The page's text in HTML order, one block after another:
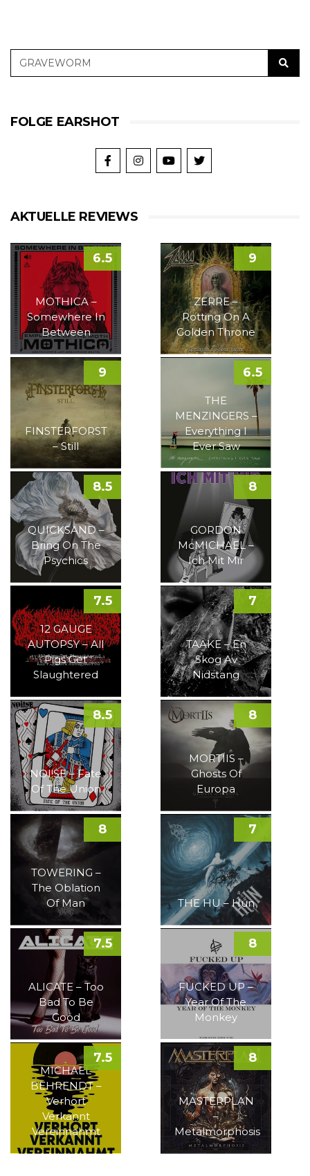
FOLGE EARSHOT
AKTUELLE REVIEWS
MOTHICA –
Somewhere In
Between
6.5
ZERRE –
Rotting On A
Golden Throne
9
FINSTERFORST
– Still
9
THE
MENZINGERS –
Everything I
Ever Saw
6.5
QUICKSAND –
Bring On The
Psychics
8.5
GORDON
McMICHAEL –
Ich Mit Mir
8
12 GAUGE
AUTOPSY – All
Pigs Get
Slaughtered
7.5
TAAKE – En
Skog Av
Nidstang
7
NOI!SE – Fate
Of The Union
8.5
MORTIIS –
Ghosts Of
Europa
8
TOWERING –
The Oblation
Of Man
8
THE HU – Hun
7
ALICATE – Too
Bad To Be
Good
7.5
FUCKED UP –
Year Of The
Monkey
8
MICHAEL
BEHRENDT –
Verhört
Verkannt
Vereinnahmt
7.5
MASTERPLAN
–
Metalmorphosis
8